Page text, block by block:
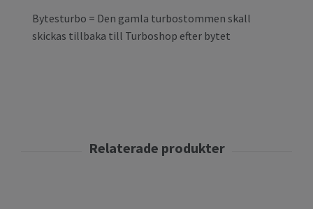
Bytesturbo = Den gamla turbostommen skall
skickas tillbaka till Turboshop efter bytet